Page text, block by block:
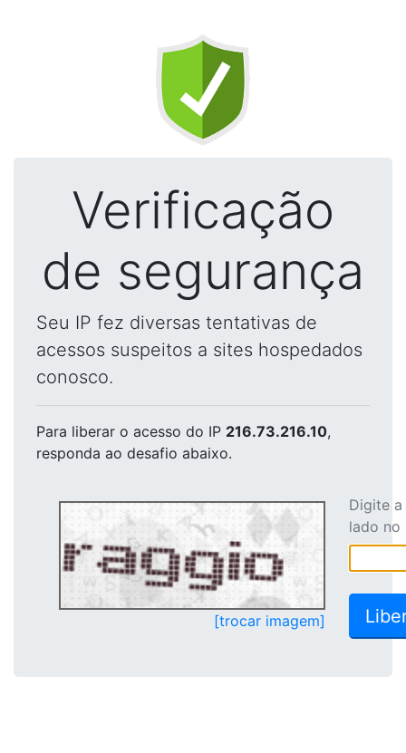
Verificação
de segurança
Seu IP fez diversas tentativas de
acessos suspeitos a sites hospedados
conosco.
Para liberar o acesso do IP 216.73.216.10,
responda ao desafio abaixo.
[trocar imagem]
Digite
lado no